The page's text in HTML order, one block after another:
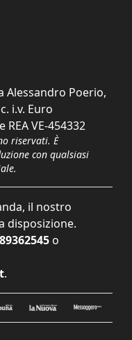
Alessandro Poerio,
i.v. Euro
REA VE-454332
riservati. È
con qualsiasi
il nostro
disposizione.
o
.